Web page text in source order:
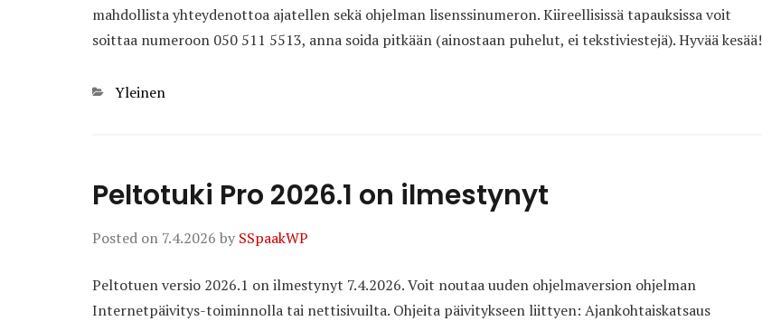
mahdollista yhteydenottoa ajatellen sekä ohjelman lisenssinumeron. Kiireellisissä tapauksissa voit
soittaa numeroon 050 511 5513, anna soida pitkään (ainostaan puhelut, ei tekstiviestejä). Hyvää kesää!
Categories
Yleinen
Peltotuki Pro 2026.1 on ilmestynyt
Posted on 7.4.2026 by SSpaakWP
Peltotuen versio 2026.1 on ilmestynyt 7.4.2026. Voit noutaa uuden ohjelmaversion ohjelman
Internetpäivitys-toiminnolla tai nettisivuilta. Ohjeita päivitykseen liittyen: Ajankohtaiskatsaus